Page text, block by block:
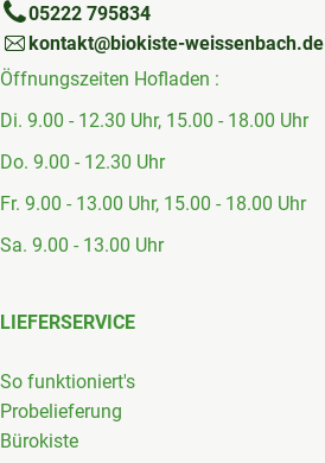
05222 795834
kontakt@biokiste-weissenbach.de
Öffnungszeiten Hofladen :
Di. 9.00 - 12.30 Uhr, 15.00 - 18.00 Uhr
Do. 9.00 - 12.30 Uhr
Fr. 9.00 - 13.00 Uhr, 15.00 - 18.00 Uhr
Sa. 9.00 - 13.00 Uhr
LIEFERSERVICE
So funktioniert's
Probelieferung
Bürokiste